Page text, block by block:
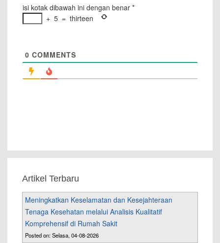
isi kotak dibawah ini dengan benar *
+ 5 = thirteen
0 COMMENTS
Artikel Terbaru
Meningkatkan Keselamatan dan Kesejahteraan
Tenaga Kesehatan melalui Analisis Kualitatif
Komprehensif di Rumah Sakit
Posted on: Selasa, 04-08-2026